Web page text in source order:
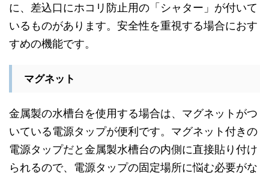
に、差込口にホコリ防止用の「シャター」が付いて
いるものがあります。安全性を重視する場合におす
すめの機能です。
マグネット
金属製の水槽台を使用する場合は、マグネットがつ
いている電源タップが便利です。マグネット付きの
電源タップだと金属製水槽台の内側に直接貼り付け
られるので、電源タップの固定場所に悩む必要がな